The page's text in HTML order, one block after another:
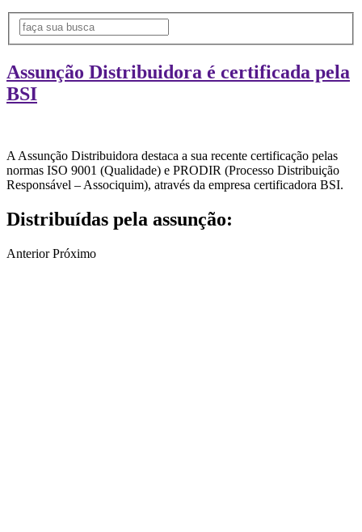
Assunção Distribuidora é certificada pela
BSI
A Assunção Distribuidora destaca a sua recente certificação pelas
normas ISO 9001 (Qualidade) e PRODIR (Processo Distribuição
Responsável – Associquim), através da empresa certificadora BSI.
Distribuídas pela assunção:
Anterior Próximo